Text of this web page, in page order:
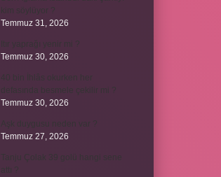
kim söylüyor ?
Temmuz 31, 2026
Itır yaprağı yenir mi ?
Temmuz 30, 2026
40 bin İhlâs okurken her
defasında besmele çekilir mi ?
Temmuz 30, 2026
Aşk duygusu neden var ?
Temmuz 27, 2026
Tanju Çolak 39 golü hangi sene
attı ?